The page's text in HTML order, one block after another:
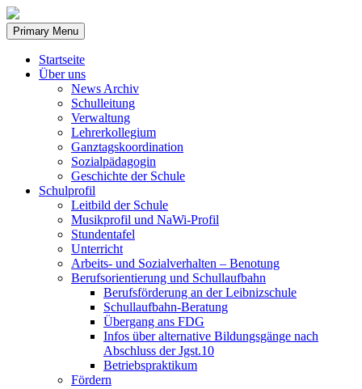
Skip
to
content
Primary Menu
Startseite
Über uns
News Archiv
Schulleitung
Verwaltung
Lehrerkollegium
Ganztagskoordination
Sozialpädagogin
Geschichte der Schule
Schulprofil
Leitbild der Schule
Musikprofil und NaWi-Profil
Stundentafel
Unterricht
Arbeits- und Sozialverhalten – Benotung
Berufsorientierung und Schullaufbahn
Berufsförderung an der Leibnizschule
Schullaufbahn-Beratung
Übergang ans FDG
Infos über alternative Bildungsgänge nach
Abschluss der Jgst.10
Betriebspraktikum
Fördern